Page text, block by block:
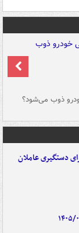
ذوب می‌شود؟
دستگیری عاملان